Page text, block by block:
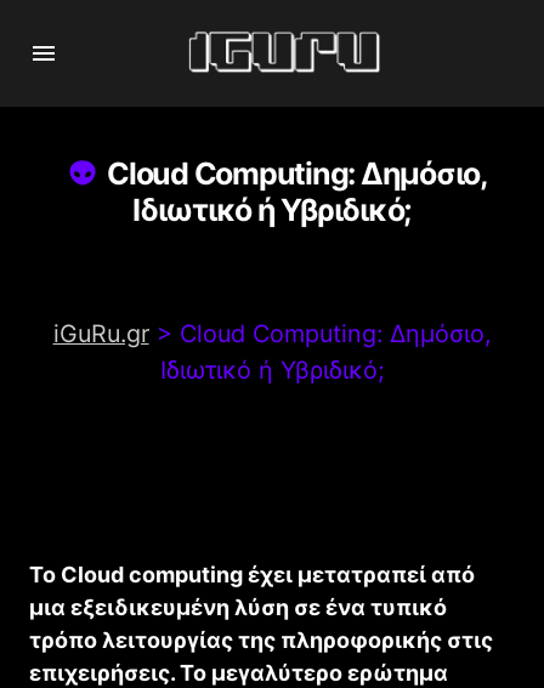
Cloud Computing: Δημόσιο,
Ιδιωτικό ή Υβριδικό;
iGuRu.gr> Cloud Computing: Δημόσιο,
Ιδιωτικό ή Υβριδικό;
Το Cloud computing έχει μετατραπεί από
μια εξειδικευμένη λύση σε ένα τυπικό
τρόπο λειτουργίας της πληροφορικής στις
επιχειρήσεις. Το μεγαλύτερο ερώτημα